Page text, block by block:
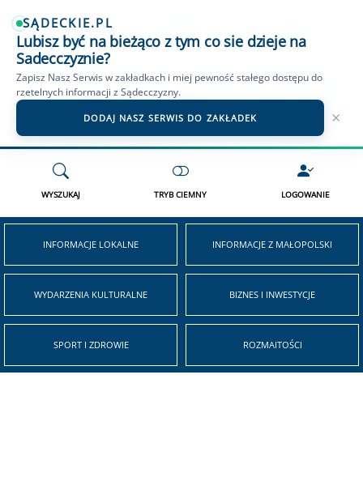
SĄDECKIE.PL
Lubisz być na bieżąco z tym co sie dzieje na
Sadecczyznie?
Zapisz Nasz Serwis w zakładkach i miej pewność stałego dostępu do
rzetelnych informacji z Sądecczyzny.
DODAJ NASZ SERWIS DO ZAKŁADEK ×
OGŁOSZENIA NOWY SĄCZ SĄDECKIE TV WIADOMOŚCI PODHALE
WYSZUKAJ TRYB CIEMNY LOGOWANIE
INFORMACJE LOKALNE INFORMACJE Z MAŁOPOLSKI
WYDARZENIA KULTURALNE BIZNES I INWESTYCJE
SPORT I ZDROWIE ROZMAITOŚCI